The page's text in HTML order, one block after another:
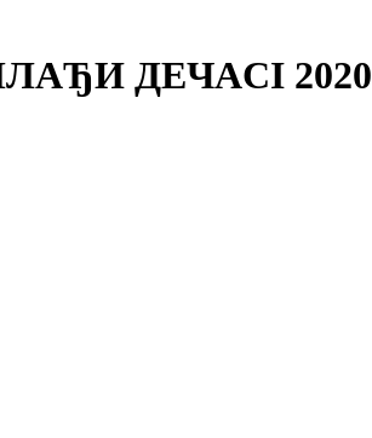
ДЕЧАCI 2020